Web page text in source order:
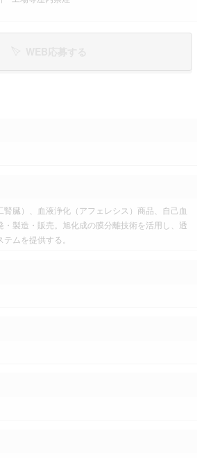
臓）、血液浄化（アフェレシス）商品、自己血
製造・販売。旭化成の膜分離技術を活用し、透
ムを提供する。